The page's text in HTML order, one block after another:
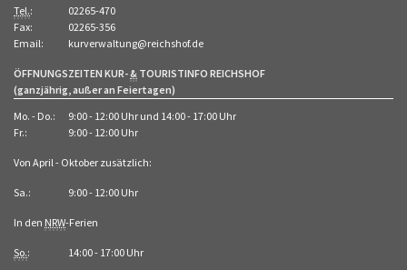
Tel.:
02265-470
Fax:
02265-356
Email:
kurverwaltung@reichshof.de
ÖFFNUNGSZEITEN KUR-& TOURISTINFO REICHSHOF
(ganzjährig, außer an Feiertagen)
Mo. - Do.:
9:00 - 12:00 Uhr und 14:00 - 17:00 Uhr
Fr.:
9:00 - 12:00 Uhr
Von April - Oktober zusätzlich:
Sa.: 9:00 - 12:00 Uhr
In den NRW-Ferien
So.: 14:00 - 17:00 Uhr